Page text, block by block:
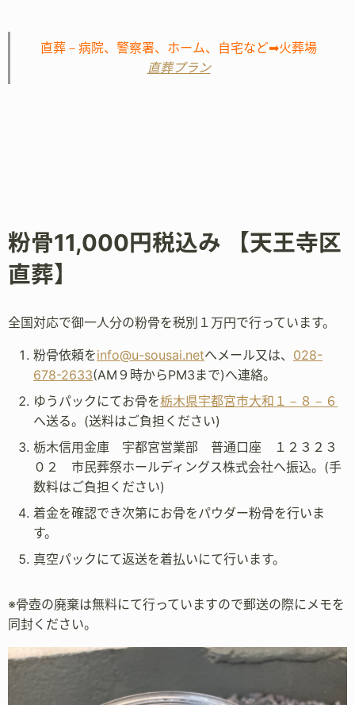
直葬－病院、警察署、ホーム、自宅など➡火葬場
直葬プラン
粉骨11,000円税込み 【天王寺区
直葬】
全国対応で御一人分の粉骨を税別１万円で行っています。
粉骨依頼をinfo@u-sousai.netへメール又は、 028-
678-2633(AM９時からPM3まで)へ連絡。
ゆうパックにてお骨を栃木県宇都宮市大和１－８－６
へ送る。(送料はご負担ください)
栃木信用金庫 宇都宮営業部 普通口座 １２３２３
０２ 市民葬祭ホールディングス株式会社へ振込。(手
数料はご負担ください)
着金を確認でき次第にお骨をパウダー粉骨を行いま
す。
真空パックにて返送を着払いにて行います。
※骨壺の廃棄は無料にて行っていますので郵送の際にメモを
同封ください。